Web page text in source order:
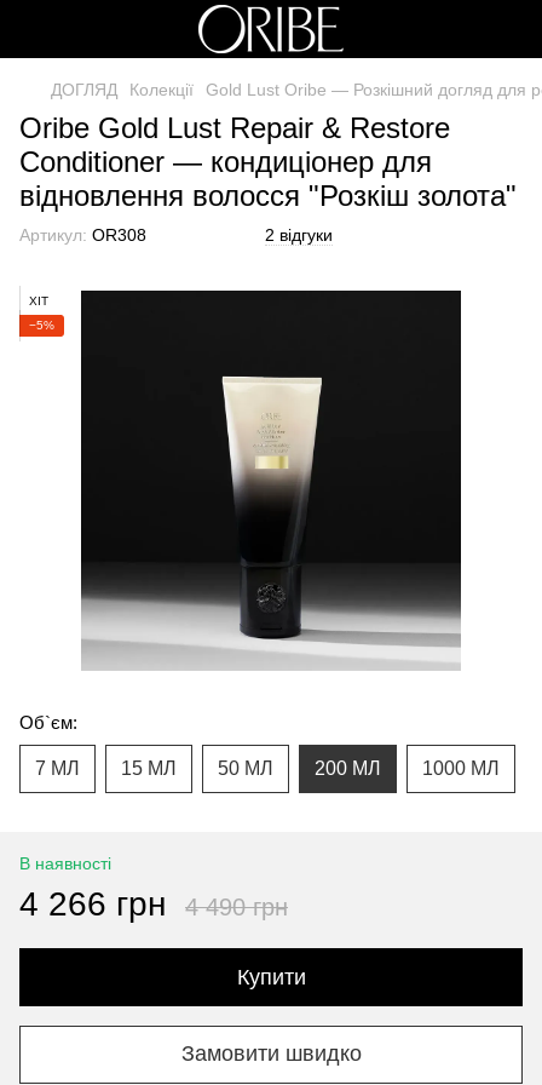
ДОГЛЯД Колекції Gold Lust Oribe — Розкішний догляд для
Oribe Gold Lust Repair & Restore
Conditioner — кондиціонер для
відновлення волосся "Розкіш золота"
Артикул: OR308 2 відгуки
ХІТ
−5%
Об`єм:
7 МЛ 15 МЛ 50 МЛ 200 МЛ 1000 МЛ
В наявності
4 266 грн 4 490 грн
Купити
Замовити швидко